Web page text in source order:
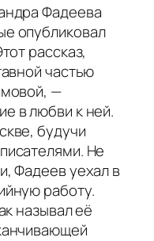
Фадеева
опубликовал
рассказ,
частью
—
в любви к ней.
будучи
Не
Фадеев уехал в
работу.
называл её